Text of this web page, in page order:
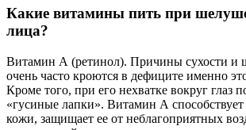
Какие витамины пить при
лица?
Витамин А (ретинол). Причины сухости и
очень часто кроются в дефиците именно
Кроме того, при его нехватке вокруг глаз
«гусиные лапки». Витамин А
кожи, защищает ее от неблагоприятных